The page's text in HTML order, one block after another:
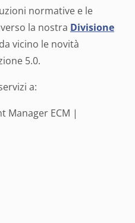
normative e le
la nostra Divisione
vicino le novità
5.0.
a:
Manager ECM |